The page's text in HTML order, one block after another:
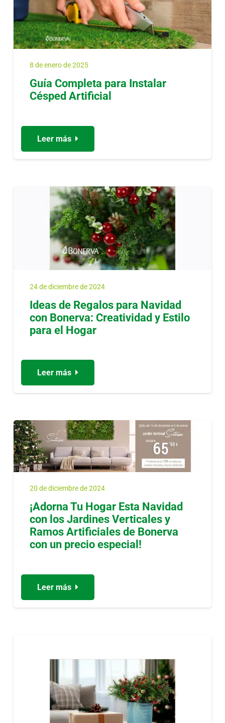
8 de enero de 2025
Guía Completa para Instalar
Césped Artificial
Leer más
24 de diciembre de 2024
Ideas de Regalos para Navidad
con Bonerva: Creatividad y Estilo
para el Hogar
Leer más
20 de diciembre de 2024
¡Adorna Tu Hogar Esta Navidad
con los Jardines Verticales y
Ramos Artificiales de Bonerva
con un precio especial!
Leer más